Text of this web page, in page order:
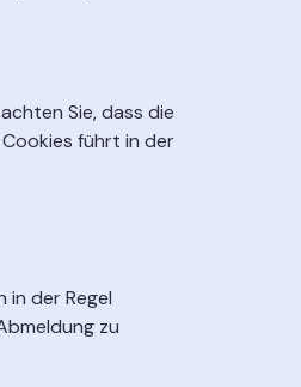
Sie, dass die
führt in der
in der Regel
zu